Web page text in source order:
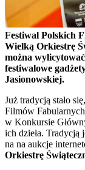
Festiwal Polskich
Wielką Orkiestrę
można
festiwalowe
Jasionowskiej.
Już tradycją stało
Filmów
w Konkursie
ich dzieła. Tradycją
na na aukcje
Orkiestrę